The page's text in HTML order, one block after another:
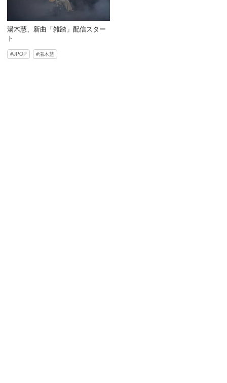
湯木慧、新曲「雑踏」配信スター
ト
JPOP 湯木慧